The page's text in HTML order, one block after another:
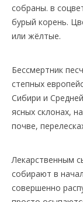
собраны. в
бурый корень.
или жёлтые.
Бессмертник
степных
Сибири и
ясных склонах,
почве,
Лекарственным
собирают в
совершенно